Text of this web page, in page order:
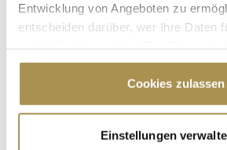
Entwicklung von Angeboten zu
entscheiden darüber, wer Ihre Daten
Cookie-Erklärung oder durch Klicken
Trigger Symbol ändern oder widerrufen
Informationen über Ihre
Cookies zulassen
Einstellungen